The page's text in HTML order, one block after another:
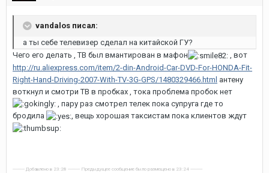
vandalos писал:
а ты себе телевизер сделал на китайской ГУ?
Чего его делать , ТВ был вмантирован в мафон
, вот
http://ru.aliexpress.com/item/2-din-Android-Car-DVD-For-HONDA-Fit-
Right-Hand-Driving-2007-With-TV-3G-GPS/1480329466.html антену
воткнул и смотри ТВ в пробках , тока проблема пробок нет
, пару раз смотрел телек пока супруга где то
бродила
, вещь хорошая таксистам пока клиентов ждут
---------- Добавлено в 23:28 ---------- Предыдущее сообщение было размещено в 23:24 ----------